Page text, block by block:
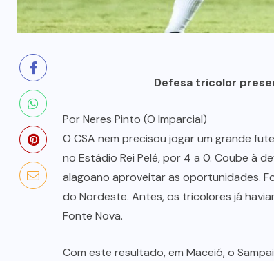
Defesa tricolor
Por Neres Pinto (O Imparcial)
O CSA nem precisou jogar um grande
no Estádio Rei Pelé, por 4 a 0. Coube à
alagoano aproveitar as oportunidades.
do Nordeste. Antes, os tricolores já
Fonte Nova.
Com este resultado, em Maceió, o